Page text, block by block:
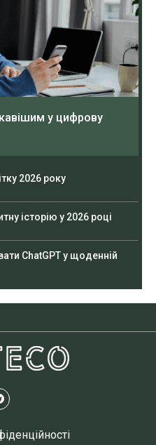
у цифрову
2026 року
історію у 2026 році
ChatGPT у щоденній